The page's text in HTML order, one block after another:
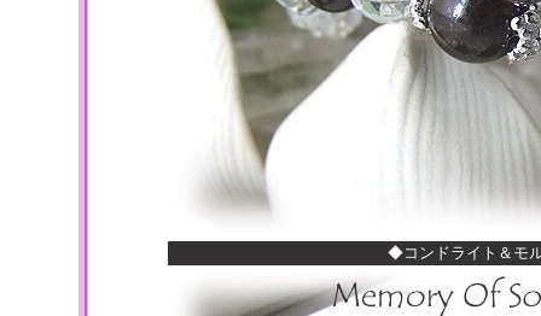
◆コンドライト＆モ